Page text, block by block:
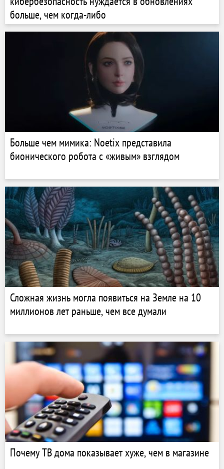
больше, чем когда-либо
Больше чем мимика: Noetix представила
бионического робота с «живым» взглядом
Сложная жизнь могла появиться на Земле на 10
миллионов лет раньше, чем все думали
Почему ТВ дома показывает хуже, чем в магазине